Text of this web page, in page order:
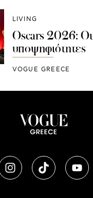
LIVING
Oscars 2026: Οι
υποψηφιότητες
VOGUE GREECE